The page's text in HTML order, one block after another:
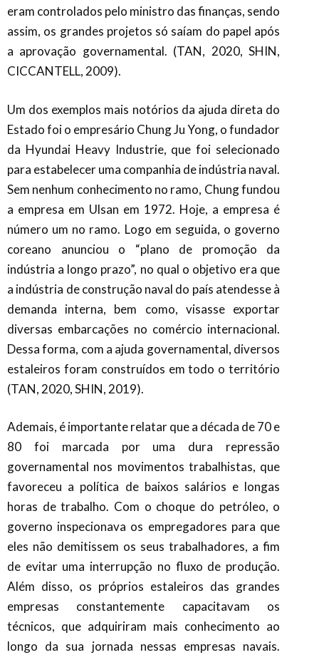
eram controlados pelo ministro das finanças, sendo
assim, os grandes projetos só saíam do papel após
a aprovação governamental. (TAN, 2020, SHIN,
CICCANTELL, 2009).
Um dos exemplos mais notórios da ajuda direta do
Estado foi o empresário Chung Ju Yong, o fundador
da Hyundai Heavy Industrie, que foi selecionado
para estabelecer uma companhia de indústria naval.
Sem nenhum conhecimento no ramo, Chung fundou
a empresa em Ulsan em 1972. Hoje, a empresa é
número um no ramo. Logo em seguida, o governo
coreano anunciou o “plano de promoção da
indústria a longo prazo”, no qual o objetivo era que
a indústria de construção naval do país atendesse à
demanda interna, bem como, visasse exportar
diversas embarcações no comércio internacional.
Dessa forma, com a ajuda governamental, diversos
estaleiros foram construídos em todo o território
(TAN, 2020, SHIN, 2019).
Ademais, é importante relatar que a década de 70 e
80 foi marcada por uma dura repressão
governamental nos movimentos trabalhistas, que
favoreceu a política de baixos salários e longas
horas de trabalho. Com o choque do petróleo, o
governo inspecionava os empregadores para que
eles não demitissem os seus trabalhadores, a fim
de evitar uma interrupção no fluxo de produção.
Além disso, os próprios estaleiros das grandes
empresas constantemente capacitavam os
técnicos, que adquiriram mais conhecimento ao
longo da sua jornada nessas empresas navais.